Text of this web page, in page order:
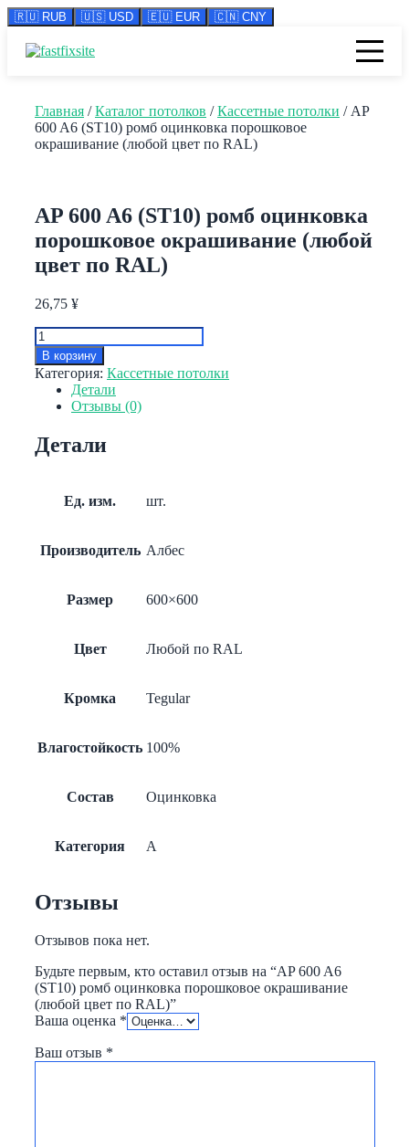
🇷🇺 RUB 🇺🇸 USD 🇪🇺 EUR 🇨🇳 CNY
Главная /Каталог потолков /Кассетные потолки / AP
600 A6 (ST10) ромб оцинковка порошковое
окрашивание (любой цвет по RAL)
AP 600 A6 (ST10) ромб оцинковка
порошковое окрашивание (любой
цвет по RAL)
26,75 ¥
Количество
товара
AP
600
(ST10)
оцинковка
(любой
RAL)
В корзину
Категория: Кассетные потолки
Детали
Отзывы (0)
Детали
Ед. изм. шт.
Производитель Албес
Размер 600×600
Цвет Любой по RAL
Кромка Tegular
Влагостойкость 100%
Состав Оцинковка
Категория A
Отзывы
Отзывов пока нет.
Будьте первым, кто оставил отзыв на “AP 600 A6
(ST10) ромб оцинковка порошковое окрашивание
(любой цвет по RAL)”
Ваша оценка *
Ваш отзыв *